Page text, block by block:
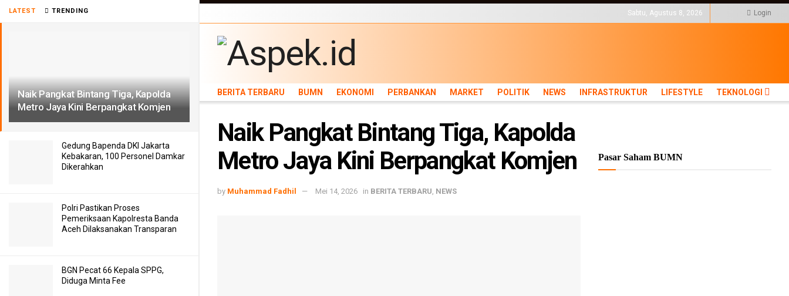
LATEST TRENDING
Naik Pangkat Bintang Tiga, Kapolda
Metro Jaya Kini Berpangkat Komjen
Gedung Bapenda DKI Jakarta
Kebakaran, 100 Personel Damkar
Dikerahkan
Polri Pastikan Proses
Pemeriksaan Kapolresta Banda
Aceh Dilaksanakan Transparan
BGN Pecat 66 Kepala SPPG,
Diduga Minta Fee
Sabtu, Agustus 8, 2026 Login
BERITA TERBARU BUMN EKONOMI PERBANKAN MARKET POLITIK NEWS INFRASTRUKTUR LIFESTYLE TEKNOLOGI
Naik Pangkat Bintang Tiga, Kapolda
Metro Jaya Kini Berpangkat Komjen
by Muhammad Fadhil Mei 14, 2026 in BERITA TERBARU NEWS
Pasar Saham BUMN